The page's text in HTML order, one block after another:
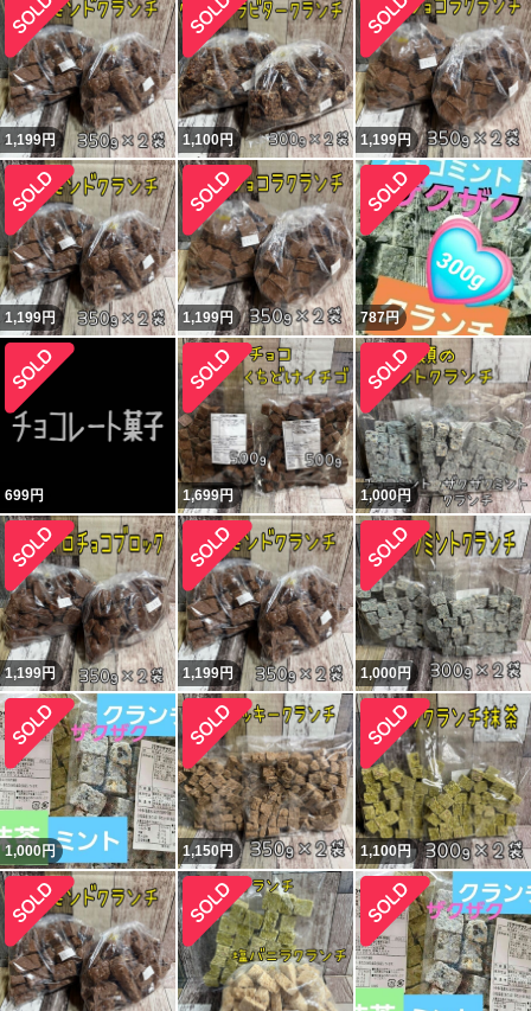
1,199円 1,100円 1,199円
1,199円 1,199円 787円
699円 1,699円 1,000円
1,199円 1,199円 1,000円
1,000円 1,150円 1,100円